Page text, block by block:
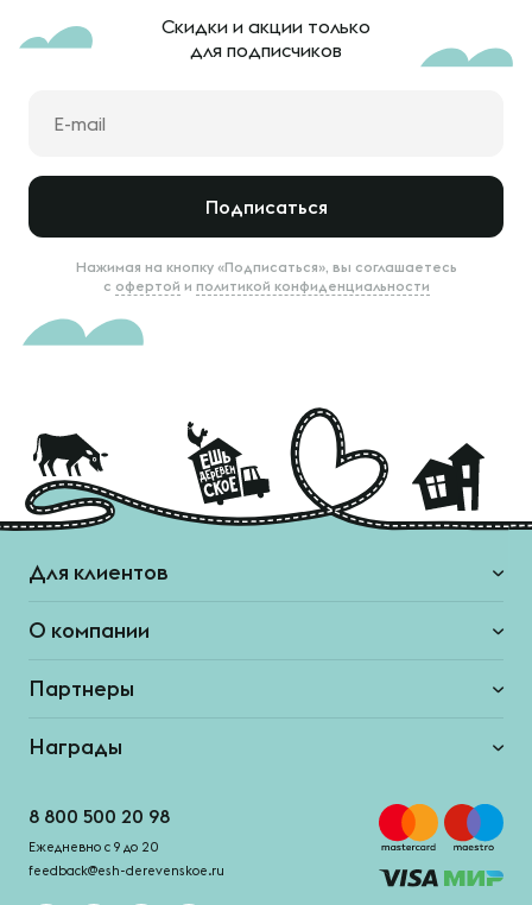
Скидки и акции только
для подписчиков
Подписаться
Нажимая на кнопку «Подписаться», вы соглашаетесь
с офертой и политикой конфиденциальности
Для клиентов
О компании
Партнеры
Награды
8 800 500 20 98
Ежедневно с 9 до 20
feedback@esh-derevenskoe.ru